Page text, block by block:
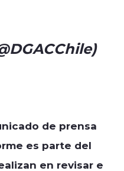
de prensa
es parte del
en revisar e